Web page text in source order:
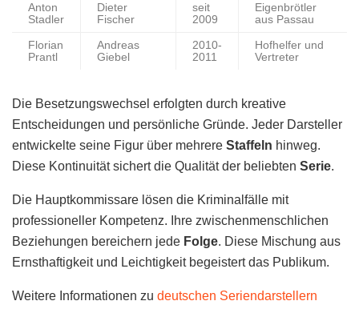
Anton
Stadler
Dieter
Fischer
seit
2009
Eigenbrötler
aus Passau
Florian
Prantl
Andreas
Giebel
2010-
2011
Hofhelfer und
Vertreter
Die Besetzungswechsel erfolgten durch kreative
Entscheidungen und persönliche Gründe. Jeder Darsteller
entwickelte seine Figur über mehrere Staffeln hinweg.
Diese Kontinuität sichert die Qualität der beliebten Serie.
Die Hauptkommissare lösen die Kriminalfälle mit
professioneller Kompetenz. Ihre zwischenmenschlichen
Beziehungen bereichern jede Folge. Diese Mischung aus
Ernsthaftigkeit und Leichtigkeit begeistert das Publikum.
Weitere Informationen zu deutschen Seriendarstellern